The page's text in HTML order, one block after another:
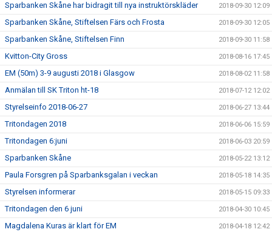
Sparbanken Skåne har bidragit till nya instruktörskläder 2018-09-30 12:09
Sparbanken Skåne, Stiftelsen Färs och Frosta 2018-09-30 12:05
Sparbanken Skåne, Stiftelsen Finn 2018-09-30 11:58
Kvitton-City Gross 2018-08-16 17:45
EM (50m) 3-9 augusti 2018 i Glasgow 2018-08-02 11:58
Anmälan till SK Triton ht-18 2018-07-12 12:02
Styrelseinfo 2018-06-27 2018-06-27 13:44
Tritondagen 2018 2018-06-06 15:59
Tritondagen 6:juni 2018-06-03 20:59
Sparbanken Skåne 2018-05-22 13:12
Paula Forsgren på Sparbanksgalan i veckan 2018-05-18 14:35
Styrelsen informerar 2018-05-15 09:33
Tritondagen den 6 juni 2018-04-30 10:45
Magdalena Kuras är klart för EM 2018-04-18 12:42